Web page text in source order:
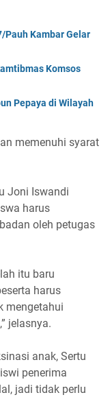
Kambar Gelar
Komsos
Pepaya di Wilayah
memenuhi syarat
Joni Iswandi
harus
oleh petugas
itu baru
harus
mengetahui
jelasnya.
anak, Sertu
penerima
jadi tidak perlu